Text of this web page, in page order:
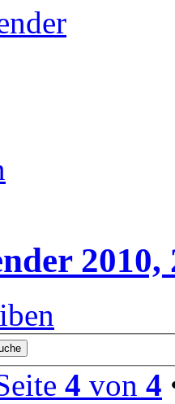
2010,
4 von 4